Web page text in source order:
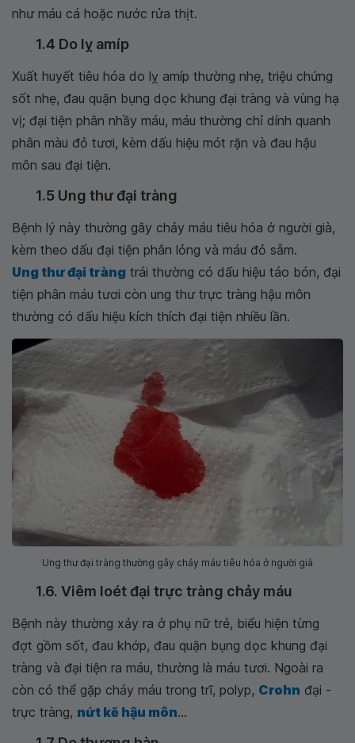
như máu cá hoặc nước rửa thịt.
1.4 Do lỵ amíp
Xuất huyết tiêu hóa do lỵ amíp thường nhẹ, triệu chứng
sốt nhẹ, đau quặn bụng dọc khung đại tràng và vùng hạ
vị; đại tiện phân nhầy máu, máu thường chỉ dính quanh
phân màu đỏ tươi, kèm dấu hiệu mót rặn và đau hậu
môn sau đại tiện.
1.5 Ung thư đại tràng
Bệnh lý này thường gây chảy máu tiêu hóa ở người già,
kèm theo dấu đại tiện phân lỏng và máu đỏ sẫm.
Ung thư đại tràng trái thường có dấu hiệu táo bón, đại
tiện phân máu tươi còn ung thư trực tràng hậu môn
thường có dấu hiệu kích thích đại tiện nhiều lần.
Ung thư đại tràng thường gây chảy máu tiêu hóa ở người già
1.6. Viêm loét đại trực tràng chảy máu
Bệnh này thường xảy ra ở phụ nữ trẻ, biểu hiện từng
đợt gồm sốt, đau khớp, đau quặn bụng dọc khung đại
tràng và đại tiện ra máu, thường là máu tươi. Ngoài ra
còn có thể gặp chảy máu trong trĩ, polyp, Crohn đại -
trực tràng, nứt kẽ hậu môn...